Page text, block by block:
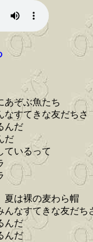
ぞぶ魚たち
すてきな友だちさ
だ
だ
いるって
は裸の麦わら帽
なすてきな友だち
だ
だ